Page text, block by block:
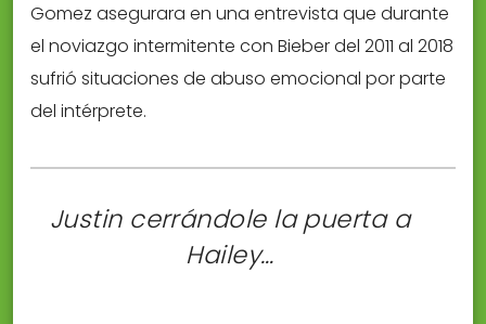
Gomez asegurara en una entrevista que durante
el noviazgo intermitente con Bieber del 2011 al 2018
sufrió situaciones de abuso emocional por parte
del intérprete.
Justin cerrándole la puerta a
Hailey…